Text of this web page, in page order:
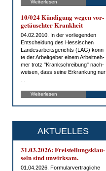
Weiterlesen
10/024 Kün­di­gung we­gen vor­
ge­täusch­ter Krank­heit
04.02.2010. In der vor­lie­gen­den
Ent­schei­dung des Hes­si­schen
Lan­des­ar­beits­ge­richts (LAG) konn­
te der Ar­beit­ge­ber ei­nem Ar­beit­neh­
mer trotz "Krank­schrei­bung" nach­
wei­sen, dass sei­ne Er­kran­kung nur
Weiterlesen
AKTUELLES
31.03.2026: Frei­stel­lungs­klau­
seln sind un­wirk­sam.
01.04.2026. For­mu­lar­ver­trag­li­che